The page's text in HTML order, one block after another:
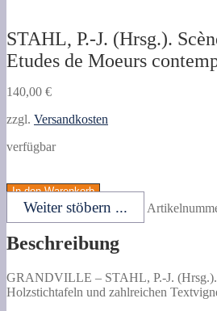
STAHL, P.-J. (Hrsg.).
Etudes de Moeurs
140,00 €
zzgl. Versandkosten
verfügbar
P.-
(Hrsg.).
de
Vie
privée
In den Warenkorb
Weiter stöbern ...
Beschreibung
GRANDVILLE – STAHL, P.-J. (Hrsg.).
Holzstichtafeln und zahlreichen